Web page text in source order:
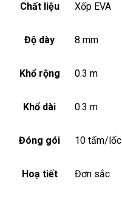
Chất liệu Xốp EVA
Độ dày 8 mm
Khổ rộng 0.3 m
Khổ dài 0.3 m
Đóng gói 10 tấm/lốc
Hoạ tiết Đơn sắc